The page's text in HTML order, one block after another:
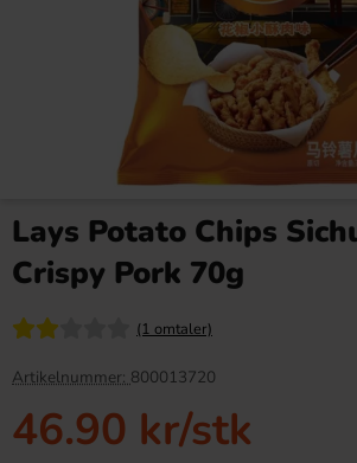
Lays Potato Chips
Crispy Pork 70g
(1 omtaler)
Artikelnummer: 800013720
46.90 kr/stk